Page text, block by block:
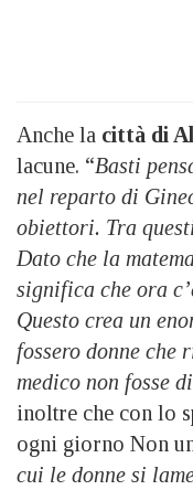
Anche la città di
lacune. “Basti
nel reparto di
obiettori. Tra
Dato che la
significa che ora
Questo crea un
fossero donne che
medico non fosse
inoltre che con lo
ogni giorno Non
cui le donne si